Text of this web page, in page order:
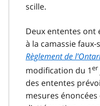
scille.
Deux ententes ont
à la camassie
Règlement de
modification du 1er
des ententes
mesures énoncées